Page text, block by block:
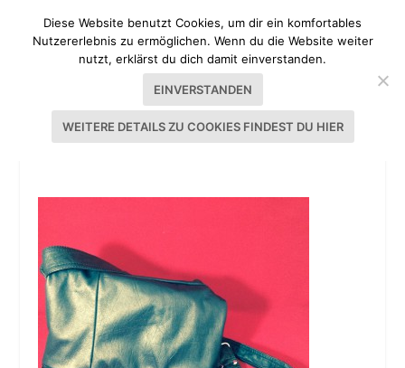
LEDERTASCHE
Diese Website benutzt Cookies, um dir ein komfortables
Nutzererlebnis zu ermöglichen. Wenn du die Website weiter
nutzt, erklärst du dich damit einverstanden.
EINVERSTANDEN
WEITERE DETAILS ZU COOKIES FINDEST DU HIER